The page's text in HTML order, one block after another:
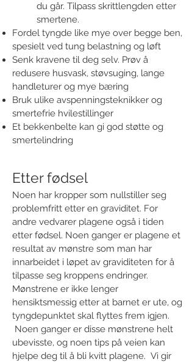
du går. Tilpass skrittlengden etter
smertene.
​Fordel tyngde like mye over begge ben,
spesielt ved tung belastning og løft
Senk kravene til deg selv. Prøv å
redusere husvask, støvsuging, lange
handleturer og mye bæring
Bruk ulike avspenningsteknikker og
smertefrie hvilestillinger
Et bekkenbelte kan gi god støtte og
smertelindring
Etter fødsel
Noen har kropper som nullstiller seg
problemfritt etter en graviditet. For
andre vedvarer plagene også i tiden
etter fødsel. Noen ganger er plagene et
resultat av mønstre som man har
innarbeidet i løpet av graviditeten for å
tilpasse seg kroppens endringer.
Mønstrene er ikke lenger
hensiktsmessig etter at barnet er ute, og
tyngdepunktet skal flyttes frem igjen.
Noen ganger er disse mønstrene helt
ubevisste, og noen tips på veien kan
hjelpe deg til å bli kvitt plagene. Vi gir